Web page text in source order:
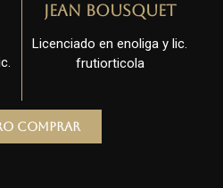
Jean Bousquet
Licenciado en enoliga y lic.
frutiorticola
comprar